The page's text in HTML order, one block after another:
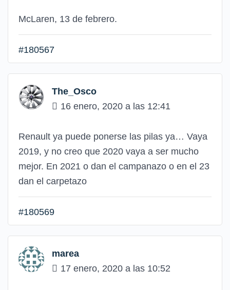
McLaren, 13 de febrero.
#180567
The_Osco
16 enero, 2020 a las 12:41
Renault ya puede ponerse las pilas ya… Vaya
2019, y no creo que 2020 vaya a ser mucho
mejor. En 2021 o dan el campanazo o en el 23
dan el carpetazo
#180569
marea
17 enero, 2020 a las 10:52